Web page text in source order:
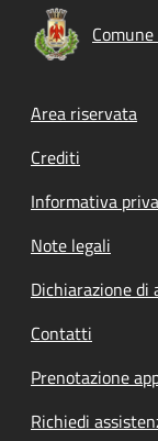
Footer
Area riservata
Crediti
Informativa
Note legali
Dichiarazione di
Contatti
Prenotazione
Richiedi